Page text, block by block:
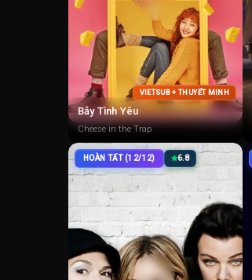
VIETSUB + THUYẾT MINH
Bẫy Tình Yêu
Cheese in the Trap
HOÀN TẤT (12/12) 6.8